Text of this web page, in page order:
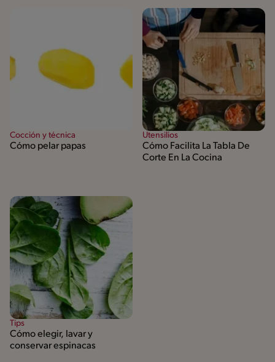
Cocción y técnica
Cómo pelar papas
Utensilios
Cómo Facilita La Tabla De
Corte En La Cocina
Tips
Cómo elegir, lavar y
conservar espinacas